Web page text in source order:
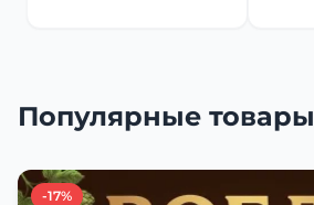
Популярные товары
-17%